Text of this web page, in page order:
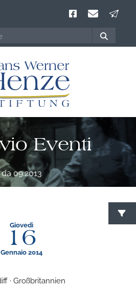
Eventi
da 09.2013
Giovedì
16
Gennaio 2014
· Großbritannien